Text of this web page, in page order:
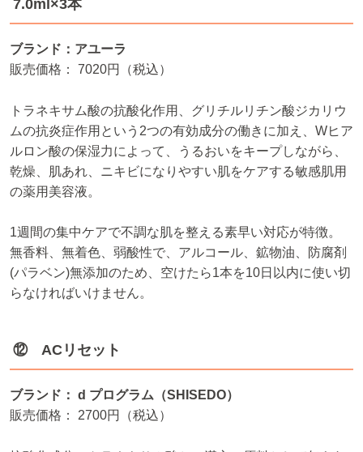
7.0ml×3本
ブランド：アユーラ
販売価格： 7020円（税込）
トラネキサム酸の抗酸化作用、グリチルリチン酸ジカリウ
ムの抗炎症作用という2つの有効成分の働きに加え、Wヒア
ルロン酸の保湿力によって、うるおいをキープしながら、
乾燥、肌あれ、ニキビになりやすい肌をケアする敏感肌用
の薬用美容液。
1週間の集中ケアで不調な肌を整える素早い対応が特徴。
無香料、無着色、弱酸性で、アルコール、鉱物油、防腐剤
(パラベン)無添加のため、空けたら1本を10日以内に使い切
らなければいけません。
⑫ ACリセット
ブランド： d プログラム（SHISEDO）
販売価格： 2700円（税込）